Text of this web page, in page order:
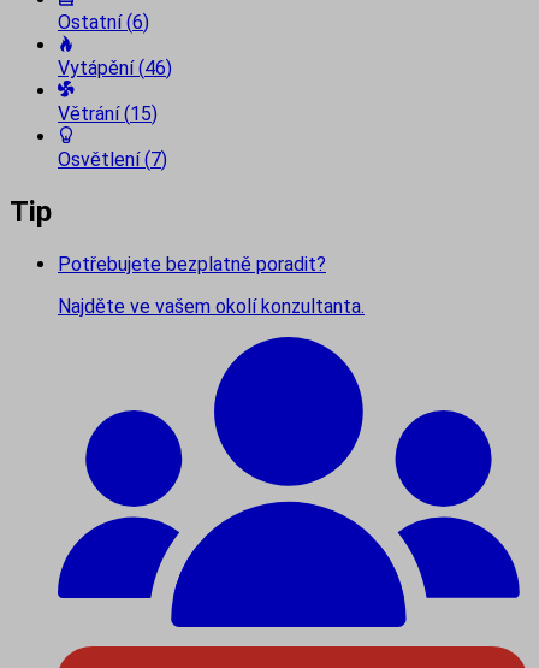
Ostatní (6)
Vytápění (46)
Větrání (15)
Osvětlení (7)
Tip
Potřebujete bezplatně poradit?
Najděte ve vašem okolí konzultanta.